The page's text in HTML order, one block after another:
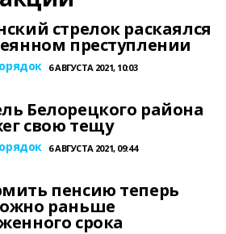
стрелок раскаялся
преступлении
6 АВГУСТА 2021, 10:03
Белорецкого района
свою тещу
6 АВГУСТА 2021, 09:44
пенсию теперь
раньше
срока